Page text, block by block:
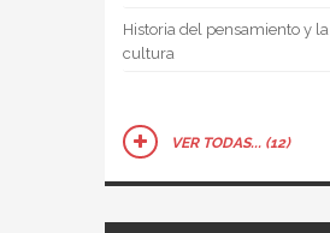
Historia del pensamiento y la
cultura
VER TODAS... (12)